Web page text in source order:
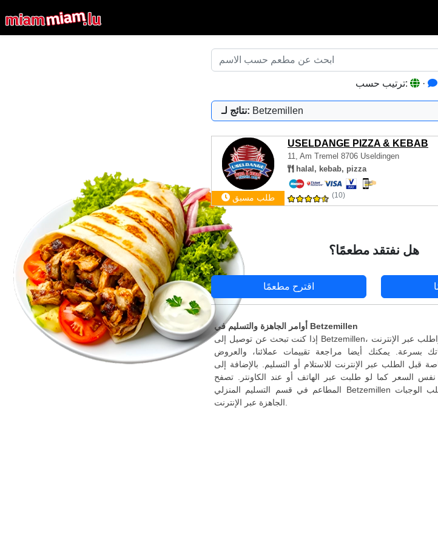
ترتيب حسب: ·
نتائج لـ: Betzemillen
USELDANGE PIZZA & KEBAB
11, Am Tremel 8706 Useldingen
halal, kebab, pizza
طلب مسبق (10)
هل نفتقد مطعمًا؟
اقترح مطعمًا
أوامر الجاهزة والتسليم في Betzemillen
إذا كنت تبحث عن توصيل إلى Betzemillen، فقط عرض القوائم أعلاه، واطلب عبر الإنترنت
بسرعة. يمكنك أيضا مراجعة تقييمات عملائنا، والعروض
قبل الطلب عبر الإنترنت للاستلام أو التسليم. بالإضافة إلى
نفس السعر كما لو طلبت عبر الهاتف أو عند الكاونتر. تصفح
المطاعم في قسم التسليم المنزلي Betzemillen واكتشف أسهل طريقة لطلب الوجبات